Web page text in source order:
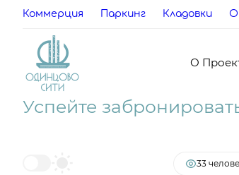
Коммерция Паркинг Кладовки
О
Успейте
2-комнатная
33